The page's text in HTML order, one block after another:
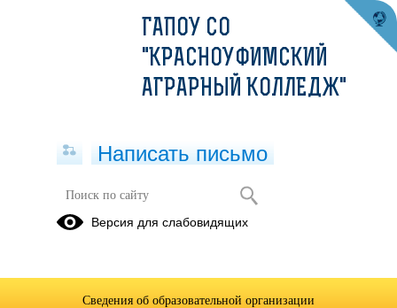
Наградные документы
ГАПОУ СО
"КРАСНОУФИМСКИЙ
АГРАРНЫЙ КОЛЛЕДЖ"
Написать письмо
Версия для слабовидящих
Сведения об образовательной организации